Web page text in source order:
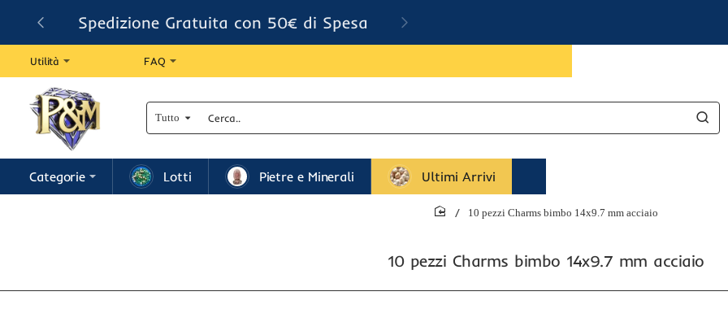
Spedizione Gratuita con 50€ di Spesa
Utilità FAQ
Tutto
Cerca..
Categorie Lotti Pietre e Minerali Ultimi Arrivi
10 pezzi Charms bimbo 14x9.7 mm acciaio
10 pezzi Charms bimbo 14x9.7 mm acciaio